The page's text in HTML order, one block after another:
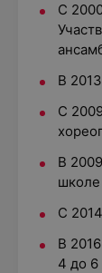
С
В
С
В
школе
С
В
4 до 6